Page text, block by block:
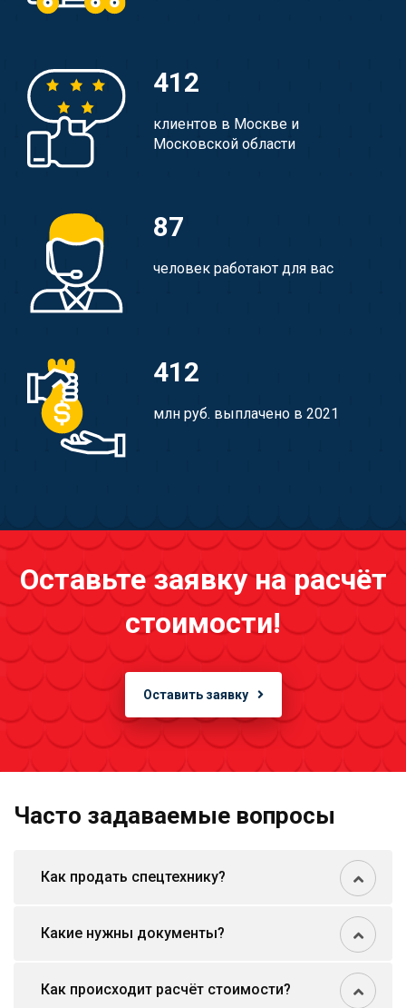
412
клиентов в Москве и
Московской области
87
человек работают для вас
412
млн руб. выплачено в 2021
Оставьте заявку на расчёт
стоимости!
Оставить заявку
Часто задаваемые вопросы
Как продать спецтехнику?
Какие нужны документы?
Как происходит расчёт стоимости?